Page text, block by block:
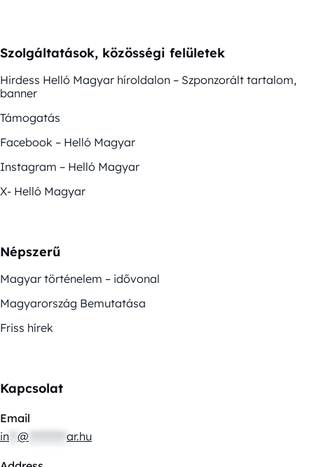
Szolgáltatások, közösségi felületek
Hirdess Helló Magyar híroldalon – Szponzorált tartalom,
banner
Támogatás
Facebook – Helló Magyar
Instagram – Helló Magyar
X- Helló Magyar
Népszerű
Magyar történelem – idővonal
Magyarország Bemutatása
Friss hírek
Kapcsolat
Email
in @ ar.hu